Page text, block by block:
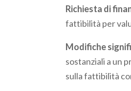
Richiesta di
fattibilità per
Modifiche
sostanziali a un
sulla fattibilità